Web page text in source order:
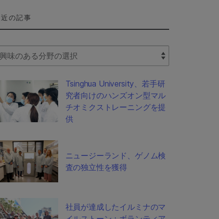
の記事
Filter
Tsinghua University、若手研
究者向けのハンズオン型マル
チオミクストレーニングを提
供
ニュージーランド、ゲノム検
査の独立性を獲得
社員が達成したイルミナのマ